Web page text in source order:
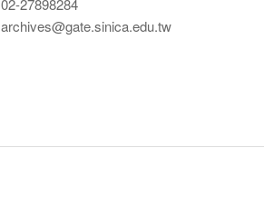
archives@gate.sinica.edu.tw